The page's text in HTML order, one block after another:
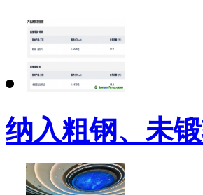
纳入粗钢、未